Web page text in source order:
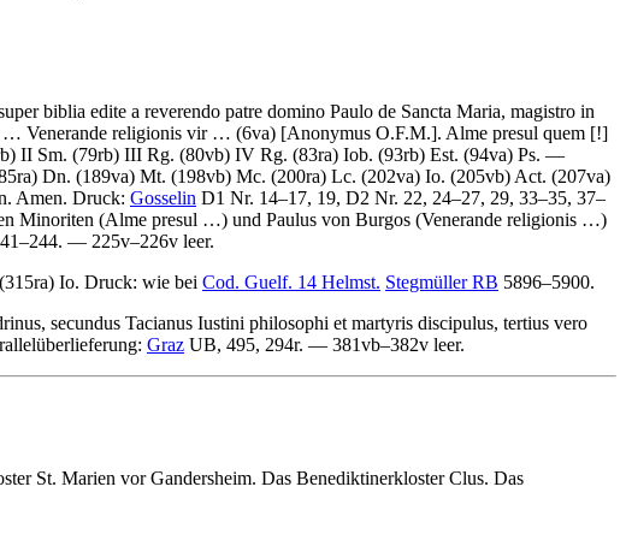
biblia edite a reverendo patre domino Paulo de Sancta Maria, magistro in
… Venerande religionis vir… (6va) [Anonymus O.F.M.]. Alme presul quem [!]
II Sm. (79rb) III Rg. (80vb) IV Rg. (83ra) Iob. (93rb) Est. (94va) Ps. —
Dn. (189va) Mt. (198vb) Mc. (200ra) Lc. (202va) Io. (205vb) Act. (207va)
Amen. Druck: Gosselin D1 Nr. 14–17, 19, D2 Nr. 22, 24–27, 29, 33–35, 37–
Minoriten (Alme presul …) und Paulus von Burgos (Venerande religionis …)
— 225v–226v leer.
Io. Druck: wie bei Cod. Guelf. 14 Helmst. Stegmüller RB 5896–5900.
secundus Tacianus Iustini philosophi et martyris discipulus, tertius vero
Graz UB, 495, 294r. — 381vb–382v leer.
St. Marien vor Gandersheim. Das Benediktinerkloster Clus. Das